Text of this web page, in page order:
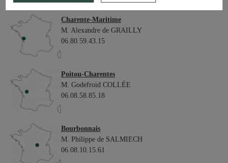
Charente-Maritime
M. Alexandre de GRAILLY
06.80.59.43.15
Poitou-Charentes
M. Godefroid COLLÉE
06.08.58.85.18
Bourbonnais
M. Philippe de SALMIECH
06.08.10.15.61